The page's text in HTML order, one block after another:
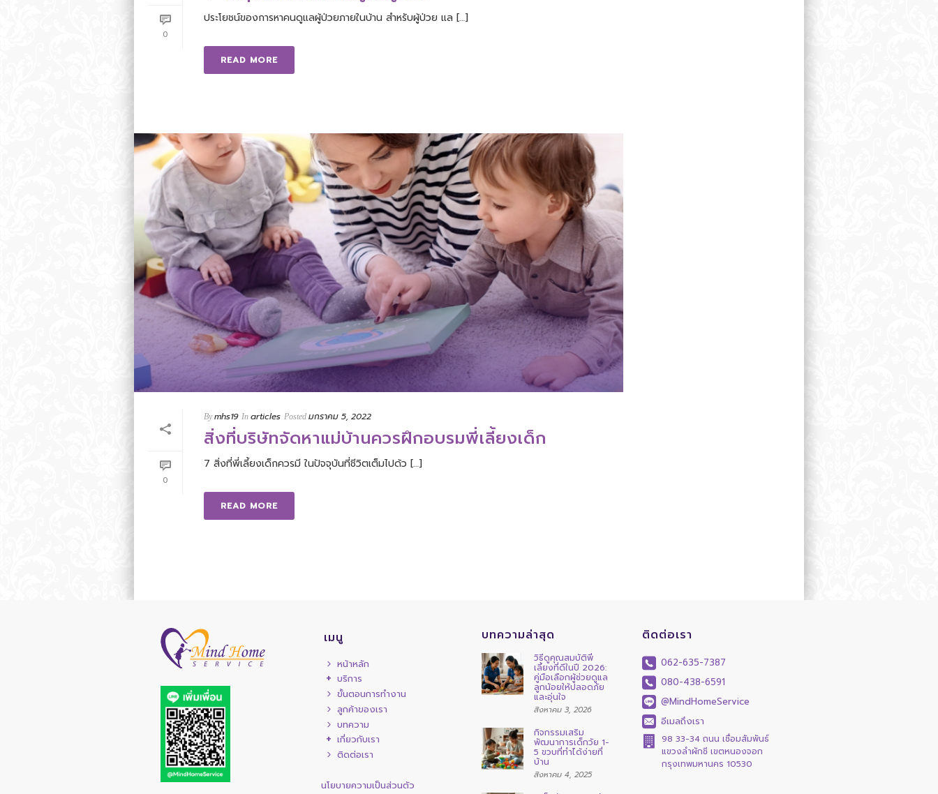
0
ประโยชน์ของการหาคนดูแลผู้ป่วยภายในบ้าน สำหรับผู้ป่วย แล […]
READ MORE
0
By mhs19 In articles Posted มกราคม 5, 2022
สิ่งที่บริษัทจัดหาแม่บ้านควรฝึกอบรมพี่เลี้ยงเด็ก
7 สิ่งที่พี่เลี้ยงเด็กควรมี ในปัจจุบันที่ชีวิตเต็มไปด้ว […]
READ MORE
เมนู
หน้าหลัก
บริการ
ขั้นตอนการทำงาน
ลูกค้าของเรา
บทความ
เกี่ยวกับเรา
ติดต่อเรา
นโยบายความเป็นส่วนตัว
บทความล่าสุด
วิธีดูคุณสมบัติพี่
เลี้ยงที่ดีในปี 2026:
คู่มือเลือกผู้ช่วยดูแล
ลูกน้อยให้ปลอดภัย
และอุ่นใจ
สิงหาคม 3, 2026
กิจกรรมเสริม
พัฒนาการเด็กวัย 1-
5 ขวบที่ทำได้ง่ายที่
บ้าน
สิงหาคม 4, 2025
ติดต่อเรา
062-635-7387
080-438-6591
@MindHomeService
อีเมลถึงเรา
98 33-34 ถนน เชื่อมสัมพันธ์
แขวงลำผักชี เขตหนองจอก
กรุงเทพมหานคร 10530